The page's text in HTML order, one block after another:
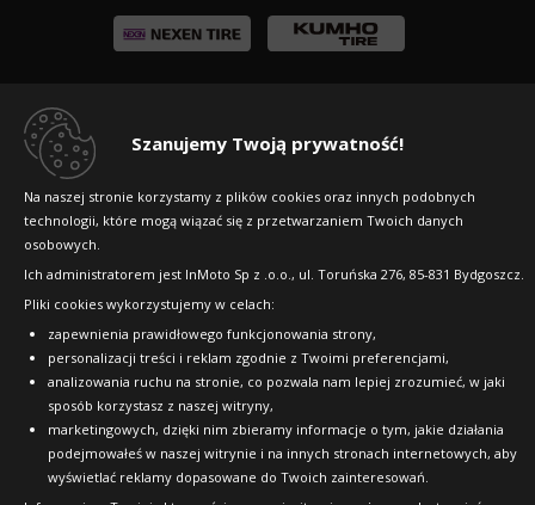
Szanujemy Twoją prywatność!
Na naszej stronie korzystamy z plików cookies oraz innych podobnych
technologii, które mogą wiązać się z przetwarzaniem Twoich danych
osobowych.
Ich administratorem jest InMoto Sp z .o.o., ul. Toruńska 276, 85-831 Bydgoszcz.
Pliki cookies wykorzystujemy w celach:
zapewnienia prawidłowego funkcjonowania strony,
personalizacji treści i reklam zgodnie z Twoimi preferencjami,
analizowania ruchu na stronie, co pozwala nam lepiej zrozumieć, w jaki
sposób korzystasz z naszej witryny,
marketingowych, dzięki nim zbieramy informacje o tym, jakie działania
podejmowałeś w naszej witrynie i na innych stronach internetowych, aby
wyświetlać reklamy dopasowane do Twoich zainteresowań.
Copyright © 2010-2026 24opony.pl. Wszelkie